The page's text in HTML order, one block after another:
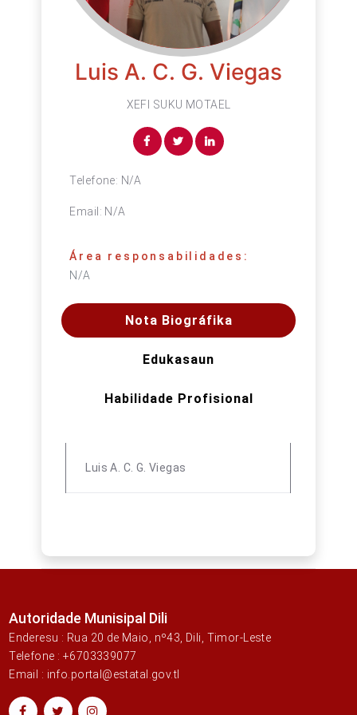
Luis A. C. G. Viegas
XEFI SUKU MOTAEL
Telefone: N/A
Email: N/A
Área responsabilidades:
N/A
Nota Biográfika
Edukasaun
Habilidade Profisional
Luis A. C. G. Viegas
Autoridade Munisipal Dili
Enderesu : Rua 20 de Maio, nº43, Dili, Timor-Leste
Telefone : +6703339077
Email : info.portal@estatal.gov.tl